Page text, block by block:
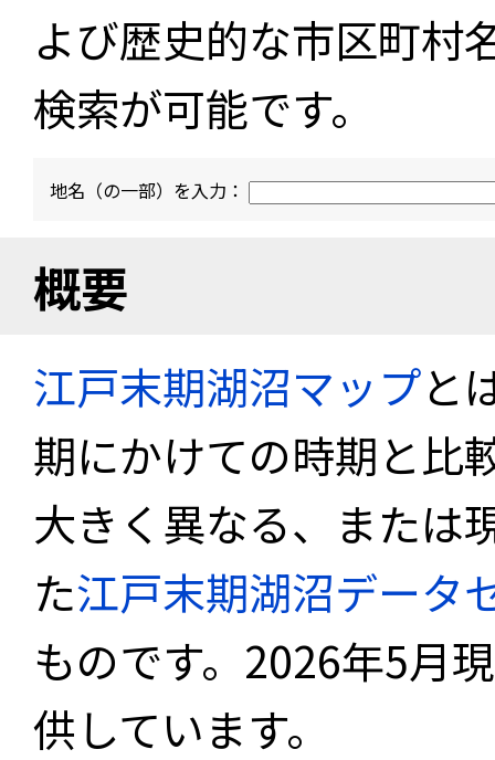
よび歴史的な市区町村
検索が可能です。
地名（の一部）を入力：
概要
江戸末期湖沼マップと
期にかけての時期と比
大きく異なる、または
た江戸末期湖沼データ
ものです。2026年5月
供しています。